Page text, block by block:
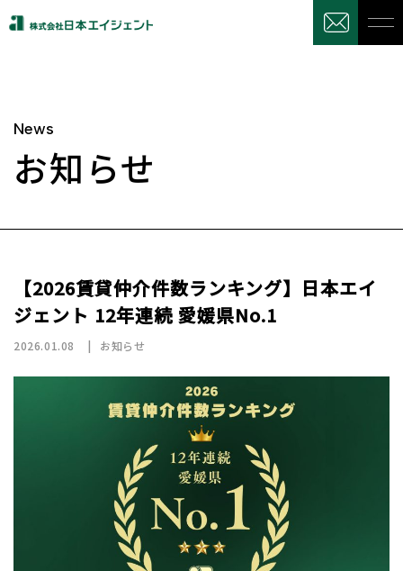
News
お知らせ
【2026賃貸仲介件数ランキング】日本エイ
ジェント 12年連続 愛媛県No.1
2026.01.08 お知らせ